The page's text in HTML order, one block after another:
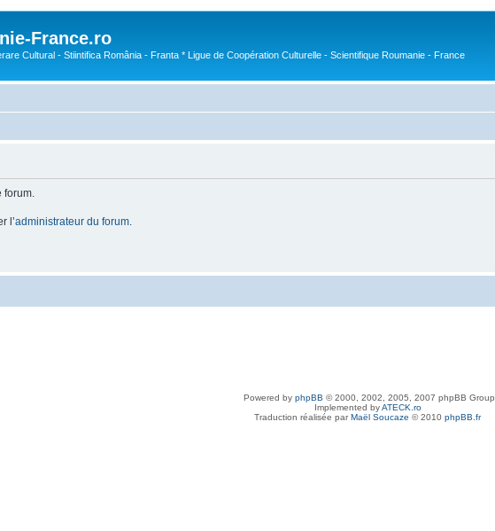
France.ro
Cultural - Stiintifica România - Franta * Ligue de Coopération Culturelle - Scientifique Roumanie - France
forum.
l’administrateur du forum
Powered by phpBB © 2000, 2002, 2005, 2007 phpBB Group
Implemented byATECK.ro
Traduction réalisée parMaël Soucaze © 2010 phpBB.fr